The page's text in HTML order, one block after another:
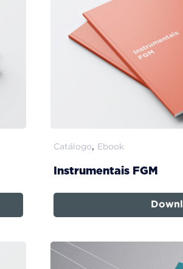
Catálogo, Ebook
Instrumentais FGM